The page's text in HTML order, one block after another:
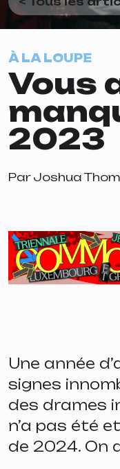
À LA LOUPE
Vous
2023
Par Joshua
Une année
signes
des drames
n’a pas été
de 2024. On